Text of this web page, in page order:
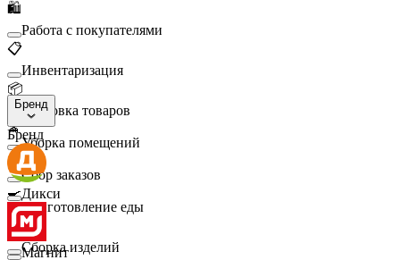
🛍️
Работа с покупателями
📋
Инвентаризация
📦
Упаковка товаров
🧹
Уборка помещений
🛒
Сбор заказов
🍳
Приготовление еды
🛠️
Сборка изделий
Бренд
Бренд
Дикси
Магнит